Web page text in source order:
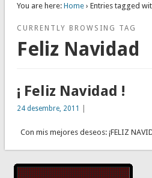
You are here: Home› Entries tagged
CURRENTLY BROWSING TAG
Feliz Navidad
¡ Feliz Navidad !
24 desembre, 2011
Con mis mejores deseos: ¡FELIZ